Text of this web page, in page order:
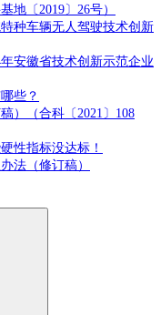
地〔2019〕26号）
种车辆无人驾驶技术创新
安徽省技术创新示范企业
些？
）（合科〔2021〕108
性指标没达标！
法（修订稿）